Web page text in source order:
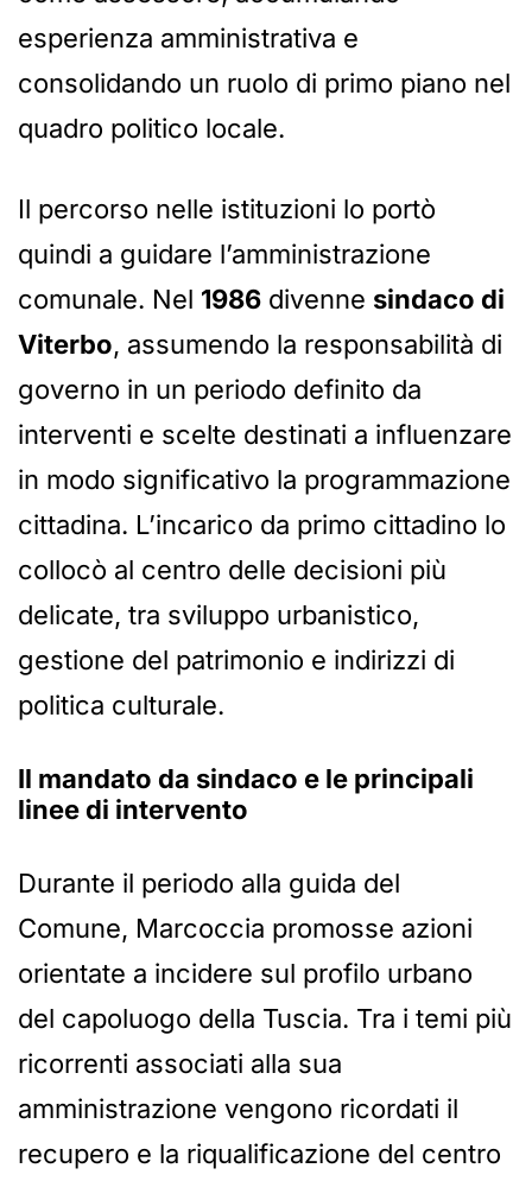
esperienza amministrativa e
consolidando un ruolo di primo piano nel
quadro politico locale.
Il percorso nelle istituzioni lo portò
quindi a guidare l’amministrazione
comunale. Nel 1986 divenne sindaco di
Viterbo, assumendo la responsabilità di
governo in un periodo definito da
interventi e scelte destinati a influenzare
in modo significativo la programmazione
cittadina. L’incarico da primo cittadino lo
collocò al centro delle decisioni più
delicate, tra sviluppo urbanistico,
gestione del patrimonio e indirizzi di
politica culturale.
Il mandato da sindaco e le principali
linee di intervento
Durante il periodo alla guida del
Comune, Marcoccia promosse azioni
orientate a incidere sul profilo urbano
del capoluogo della Tuscia. Tra i temi più
ricorrenti associati alla sua
amministrazione vengono ricordati il
recupero e la riqualificazione del centro